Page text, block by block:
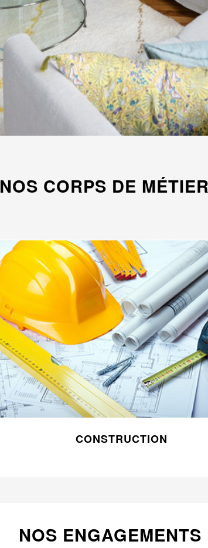
NOS CORPS DE
CONSTRUCTION
NOS ENGAGEMENTS